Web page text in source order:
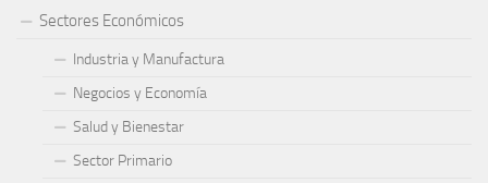
Sectores Económicos
Industria y Manufactura
Negocios y Economía
Salud y Bienestar
Sector Primario